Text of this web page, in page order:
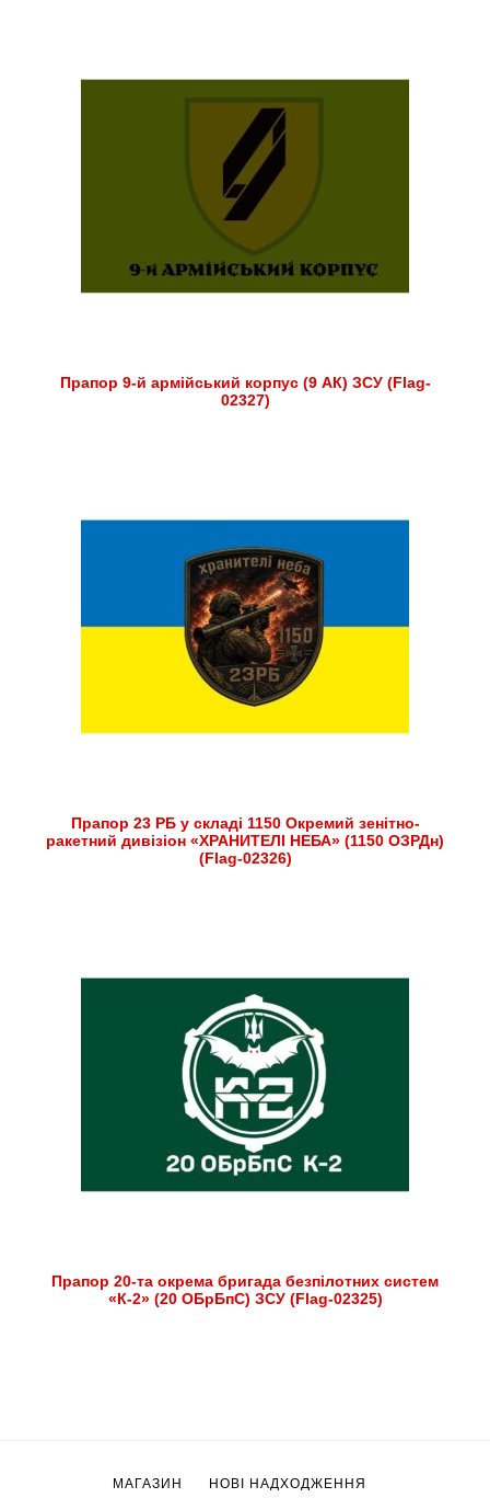
Прапор 9-й армійський корпус (9 АК) ЗСУ (Flag-
02327)
Прапор 23 РБ у складі 1150 Окремий зенітно-
ракетний дивізіон «ХРАНИТЕЛІ НЕБА» (1150 ОЗРДн)
(Flag-02326)
Прапор 20-та окрема бригада безпілотних систем
«К-2» (20 ОБрБпС) ЗСУ (Flag-02325)
МАГАЗИН НОВІ НАДХОДЖЕННЯ